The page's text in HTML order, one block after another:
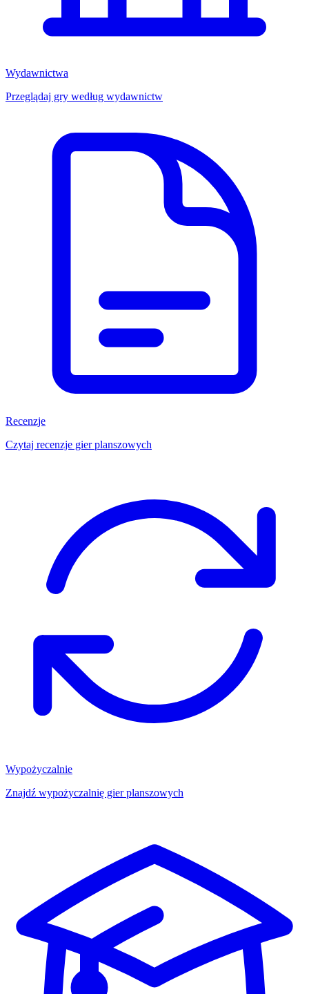
Wydawnictwa
Przeglądaj gry według wydawnictw
Recenzje
Czytaj recenzje gier planszowych
Wypożyczalnie
Znajdź wypożyczalnię gier planszowych